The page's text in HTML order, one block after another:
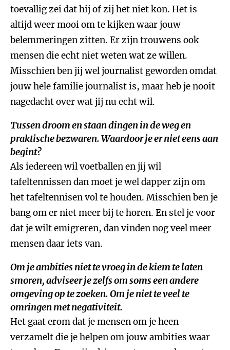
toevallig zei dat hij of zij het niet kon. Het is
altijd weer mooi om te kijken waar jouw
belemmeringen zitten. Er zijn trouwens ook
mensen die echt niet weten wat ze willen.
Misschien ben jij wel journalist geworden omdat
jouw hele familie journalist is, maar heb je nooit
nagedacht over wat jij nu echt wil.
Tussen droom en staan dingen in de weg en
praktische bezwaren. Waardoor je er niet eens aan
begint?
Als iedereen wil voetballen en jij wil
tafeltennissen dan moet je wel dapper zijn om
het tafeltennisen vol te houden. Misschien ben je
bang om er niet meer bij te horen. En stel je voor
dat je wilt emigreren, dan vinden nog veel meer
mensen daar iets van.
Om je ambities niet te vroeg in de kiem te laten
smoren, adviseer je zelfs om soms een andere
omgeving op te zoeken. Om je niet te veel te
omringen met negativiteit.
Het gaat erom dat je mensen om je heen
verzamelt die je helpen om jouw ambities waar